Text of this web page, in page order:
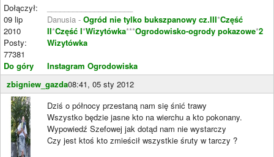
Dołączył:
09 lip
2010
Posty:
77381
Do góry
Danusia - Ogród nie tylko bukszpanowy cz.III*Część
II*Część I*Wizytówka***Ogrodowisko-ogrody pokazowe*2
Wizytówka
Instagram Ogrodowiska
zbigniew_gazda08:41, 05 sty 2012
Dziś o północy przestaną nam się śnić trawy
Wszystko będzie jasne kto na wierchu a kto pokonany.
Wypowiedź Szefowej jak dotąd nam nie wystarczy
Czy jest ktoś kto zmieścił wszystkie śruty w tarczy ?